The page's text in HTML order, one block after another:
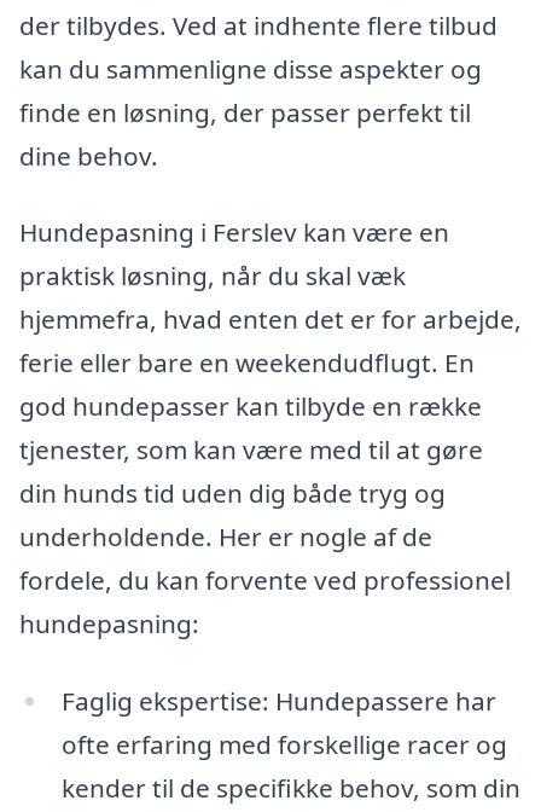
der tilbydes. Ved at indhente flere tilbud
kan du sammenligne disse aspekter og
finde en løsning, der passer perfekt til
dine behov.
Hundepasning i Ferslev kan være en
praktisk løsning, når du skal væk
hjemmefra, hvad enten det er for arbejde,
ferie eller bare en weekendudflugt. En
god hundepasser kan tilbyde en række
tjenester, som kan være med til at gøre
din hunds tid uden dig både tryg og
underholdende. Her er nogle af de
fordele, du kan forvente ved professionel
hundepasning:
Faglig ekspertise: Hundepassere har
ofte erfaring med forskellige racer og
kender til de specifikke behov, som din